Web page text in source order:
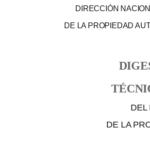
DIRECCIÓN
DE LA PROPIEDAD
DEL
DE LA